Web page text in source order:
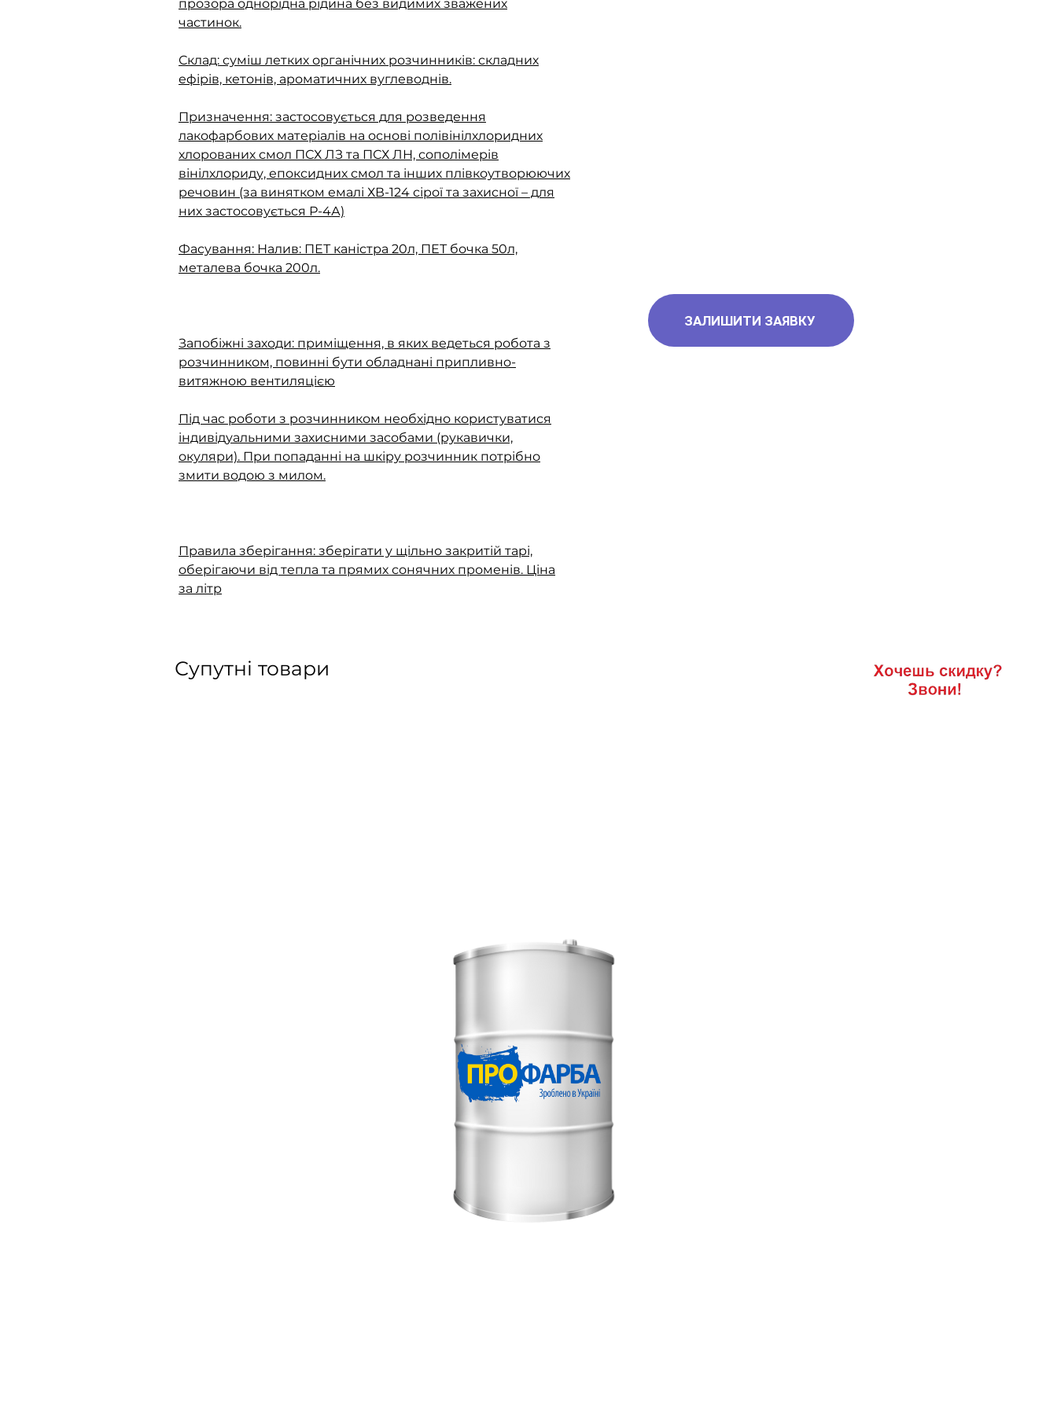
прозора однорідна рідина без видимих ​​зважених
частинок.
Склад: суміш летких органічних розчинників: складних
ефірів, кетонів, ароматичних вуглеводнів.
Призначення: застосовується для розведення
лакофарбових матеріалів на основі полівінілхлоридних
хлорованих смол ПСХ ЛЗ та ПСХ ЛН, сополімерів
вінілхлориду, епоксидних смол та інших плівкоутворюючих
речовин (за винятком емалі ХВ-124 сірої та захисної – для
них застосовується Р-4А)
Фасування: Налив: ПЕТ каністра 20л, ПЕТ бочка 50л,
металева бочка 200л.
Запобіжні заходи: приміщення, в яких ведеться робота з
розчинником, повинні бути обладнані припливно-
витяжною вентиляцією
Під час роботи з розчинником необхідно користуватися
індивідуальними захисними засобами (рукавички,
окуляри). При попаданні на шкіру розчинник потрібно
змити водою з милом.
Правила зберігання: зберігати у щільно закритій тарі,
оберігаючи від тепла та прямих сонячних променів. Ціна
за літр
ЗАЛИШИТИ ЗАЯВКУ
Супутні товари